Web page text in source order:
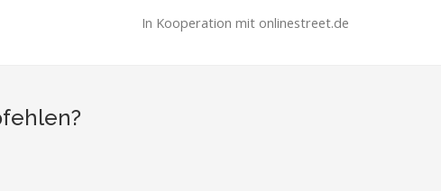
In Kooperation mit onlinestreet.de